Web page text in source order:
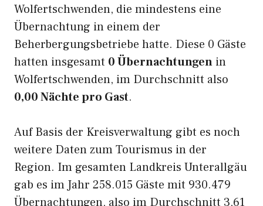
Wolfertschwenden, die mindestens eine
Übernachtung in einem der
Beherbergungsbetriebe hatte. Diese 0 Gäste
hatten insgesamt 0 Übernachtungen in
Wolfertschwenden, im Durchschnitt also
0,00 Nächte pro Gast.
Auf Basis der Kreisverwaltung gibt es noch
weitere Daten zum Tourismus in der
Region. Im gesamten Landkreis Unterallgäu
gab es im Jahr 258.015 Gäste mit 930.479
Übernachtungen, also im Durchschnitt 3,61